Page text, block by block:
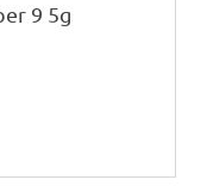
9 5g